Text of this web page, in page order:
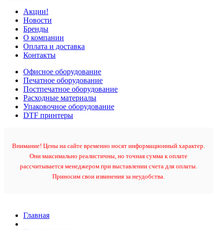
Акции!
Новости
Бренды
О компании
Оплата и доставка
Контакты
Офисное оборудование
Печатное оборудование
Постпечатное оборудование
Расходные материалы
Упаковочное оборудование
DTF принтеры
Внимание! Цены на сайте временно носят информационный характер.
Они максимально реалистичны, но точная сумма к оплате
рассчитывается менеджером при выставлении счета для оплаты.
Приносим свои извинения за неудобства.
Главная